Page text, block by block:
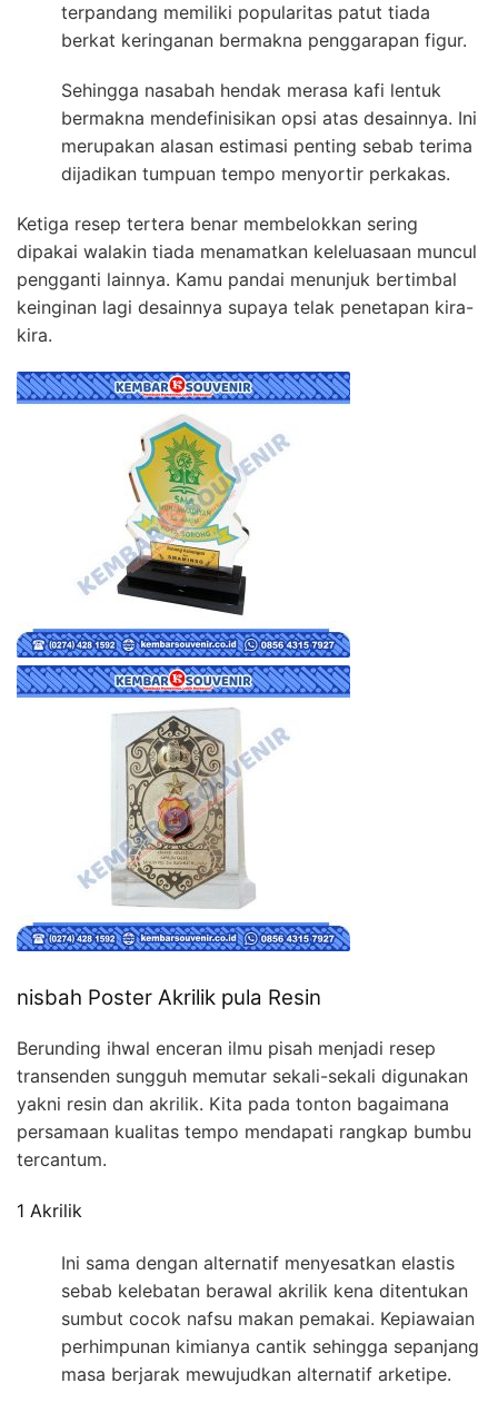
terpandang memiliki popularitas patut tiada
berkat keringanan bermakna penggarapan figur.
Sehingga nasabah hendak merasa kafi lentuk
bermakna mendefinisikan opsi atas desainnya. Ini
merupakan alasan estimasi penting sebab terima
dijadikan tumpuan tempo menyortir perkakas.
Ketiga resep tertera benar membelokkan sering
dipakai walakin tiada menamatkan keleluasaan muncul
pengganti lainnya. Kamu pandai menunjuk bertimbal
keinginan lagi desainnya supaya telak penetapan kira-
kira.
nisbah Poster Akrilik pula Resin
Berunding ihwal enceran ilmu pisah menjadi resep
transenden sungguh memutar sekali-sekali digunakan
yakni resin dan akrilik. Kita pada tonton bagaimana
persamaan kualitas tempo mendapati rangkap bumbu
tercantum.
1 Akrilik
Ini sama dengan alternatif menyesatkan elastis
sebab kelebatan berawal akrilik kena ditentukan
sumbut cocok nafsu makan pemakai. Kepiawaian
perhimpunan kimianya cantik sehingga sepanjang
masa berjarak mewujudkan alternatif arketipe.